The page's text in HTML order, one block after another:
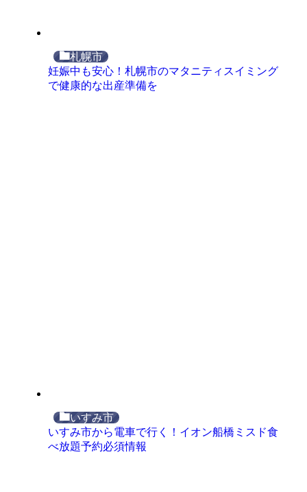
札幌市
妊娠中も安心！札幌市のマタニティスイミング
で健康的な出産準備を
いすみ市
いすみ市から電車で行く！イオン船橋ミスド食
べ放題予約必須情報